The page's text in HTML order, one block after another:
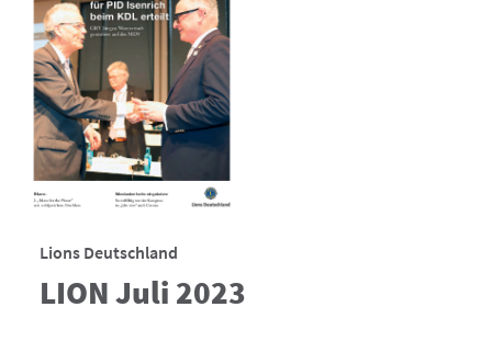
Lions Deutschland
LION Juli 2023